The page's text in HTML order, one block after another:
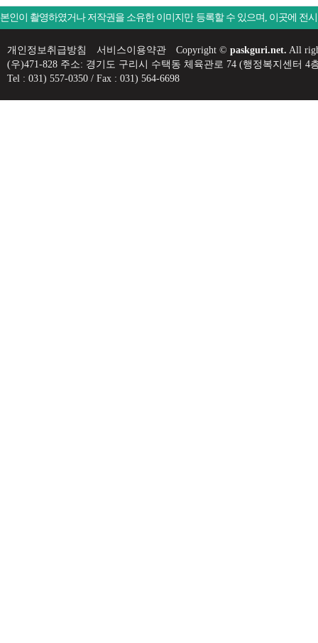
본인이 촬영하였거나 저작권을 소유한 이미지만 등록할 수 있으며, 이곳에 전
개인정보취급방침 서비스이용약관 Copyright © paskguri.net. All
(우)471-828 주소: 경기도 구리시 수택동 체육관로 74 (행정복지센터
Tel : 031) 557-0350 / Fax : 031) 564-6698